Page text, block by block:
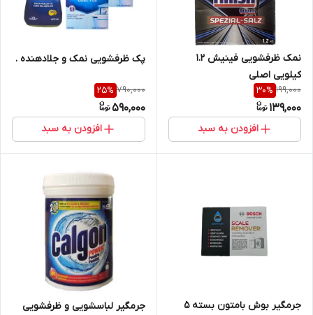
نمک ظرفشویی فینیش ۱.۲
کیلویی اصلی
199,000
30%
139,000
افزودن به سبد
پک ظرفشویی نمک و جلادهنده .
790,000
25%
590,000
افزودن به سبد
جرمگیر بوش بامتون بسته ۵
جرمگیر لباسشویی و ظرفشویی